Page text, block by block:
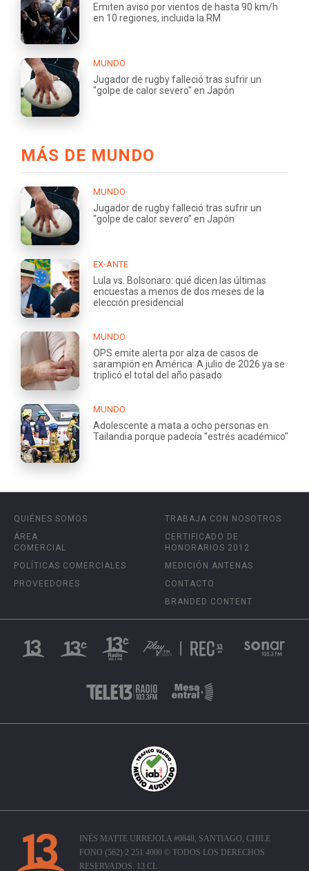
Emiten aviso por vientos de hasta 90 km/h
en 10 regiones, incluida la RM
MUNDO
Jugador de rugby falleció tras sufrir un
"golpe de calor severo" en Japón
MÁS DE MUNDO
MUNDO
Jugador de rugby falleció tras sufrir un
"golpe de calor severo" en Japón
EX-ANTE
Lula vs. Bolsonaro: qué dicen las últimas
encuestas a menos de dos meses de la
elección presidencial
MUNDO
OPS emite alerta por alza de casos de
sarampión en América: A julio de 2026 ya se
triplicó el total del año pasado
MUNDO
Adolescente a mata a ocho personas en
Tailandia porque padecía "estrés académico"
QUIÉNES SOMOS
ÁREA
COMERCIAL
POLÍTICAS COMERCIALES
PROVEEDORES
TRABAJA CON NOSOTROS
CERTIFICADO DE
HONORARIOS 2012
MEDICIÓN ANTENAS
CONTACTO
BRANDED CONTENT
INÉS MATTE URREJOLA #0848, SANTIAGO, CHILE
FONO (562) 2 251 4000 © TODOS LOS DERECHOS
RESERVADOS. 13.CL